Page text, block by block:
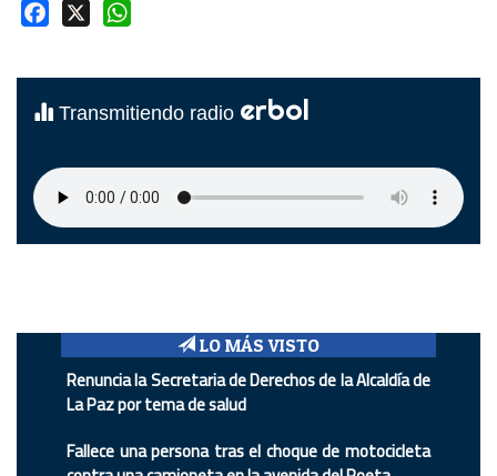
Facebook
Transmitiendo radio erbol
LO MÁS VISTO
Renuncia la Secretaria de Derechos de la Alcaldía de
La Paz por tema de salud
Fallece una persona tras el choque de motocicleta